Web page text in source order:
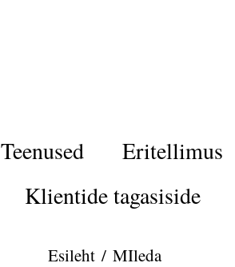
Teenused Eritellimus
Klientide tagasiside
Esileht / MIleda